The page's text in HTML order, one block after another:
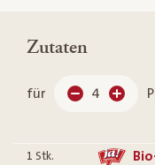
Zutaten
für 4
1 Stk.